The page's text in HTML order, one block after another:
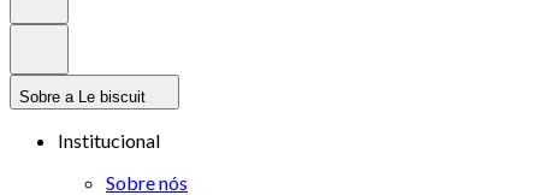
Sobre a Le biscuit
Institucional
Sobre nós